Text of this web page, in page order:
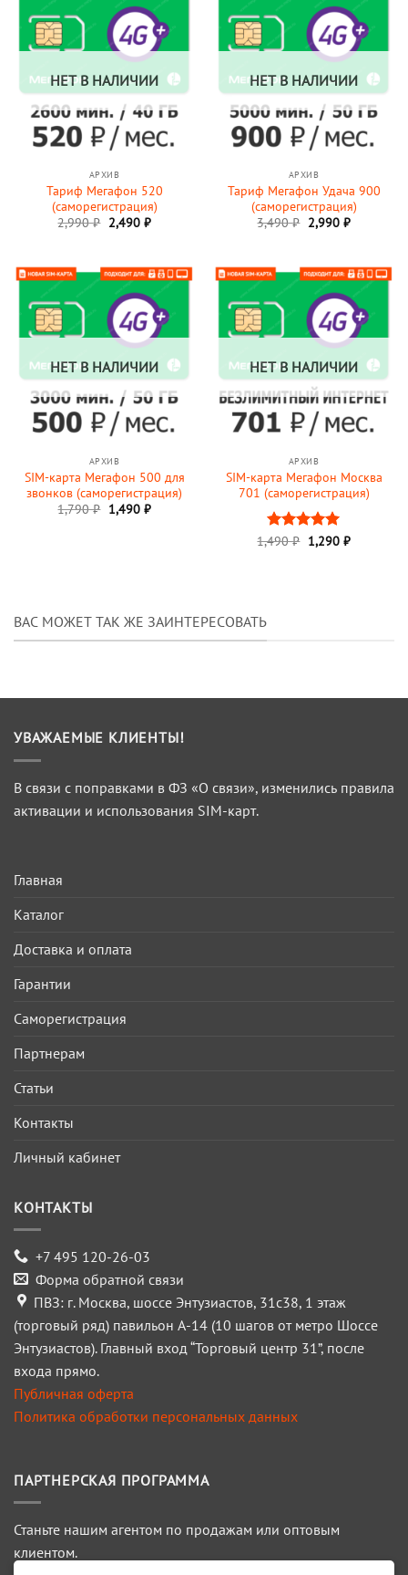
НЕТ В НАЛИЧИИ
АРХИВ
Тариф Мегафон 520
(саморегистрация)
2,990₽ Первоначальная
цена
2,490 ₽Текущая
НЕТ В НАЛИЧИИ
АРХИВ
Тариф Мегафон Удача 900
(саморегистрация)
3,490₽ Первоначальная
цена
2,990 ₽Текущая
НЕТ В НАЛИЧИИ
АРХИВ
SIM-карта Мегафон 500 для
звонков (саморегистрация)
1,790₽ Первоначальная
цена
1,490 ₽Текущая
НЕТ В НАЛИЧИИ
АРХИВ
SIM-карта Мегафон Москва
701 (саморегистрация)
Оценка5
1,490₽ Первоначальная
цена
1,290 ₽Текущая
ВАС МОЖЕТ ТАК ЖЕ ЗАИНТЕРЕСОВАТЬ
УВАЖАЕМЫЕ КЛИЕНТЫ!
В связи с поправками в ФЗ «О связи», изменились правила
активации и использования SIM-карт.
Главная
Каталог
Доставка и оплата
Гарантии
Саморегистрация
Партнерам
Статьи
Контакты
Личный кабинет
КОНТАКТЫ
+7 495 120-26-03
Форма обратной связи
ПВЗ: г. Москва, шоссе Энтузиастов, 31с38, 1 этаж
(торговый ряд) павильон А-14 (10 шагов от метро Шоссе
Энтузиастов). Главный вход “Торговый центр 31”, после
входа прямо.
Публичная оферта
Политика обработки персональных данных
ПАРТНЕРСКАЯ ПРОГРАММА
Станьте нашим агентом по продажам или оптовым
клиентом.